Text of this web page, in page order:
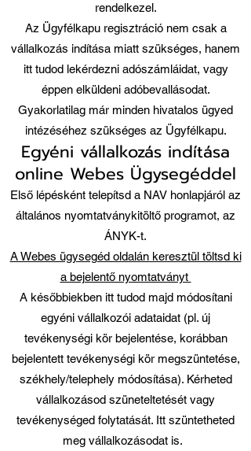
rendelkezel.
Az Ügyfélkapu regisztráció nem csak a
vállalkozás indítása miatt szükséges, hanem
itt tudod lekérdezni adószámláidat, vagy
éppen elküldeni adóbevallásodat.
Gyakorlatilag már minden hivatalos ügyed
intézéséhez szükséges az Ügyfélkapu.
Egyéni vállalkozás indítása
online Webes Ügysegéddel
Első lépésként telepítsd a NAV honlapjáról az
általános nyomtatványkitöltő programot, az
ÁNYK-t.
A Webes ügysegéd oldalán keresztül töltsd ki
a bejelentő nyomtatványt
A későbbiekben itt tudod majd módosítani
egyéni vállalkozói adataidat (pl. új
tevékenységi kör bejelentése, korábban
bejelentett tevékenységi kör megszüntetése,
székhely/telephely módosítása). Kérheted
vállalkozásod szüneteltetését vagy
tevékenységed folytatását. Itt szüntetheted
meg vállalkozásodat is.